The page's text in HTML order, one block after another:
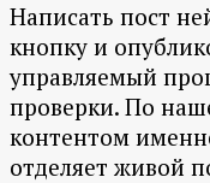
Написать пост
кнопку и
управляемый
проверки. По
контентом
отделяет живой